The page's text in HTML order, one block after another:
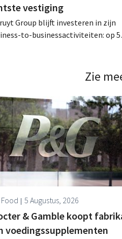
vestiging
Group blijft investeren in zijn
to-businessactiviteiten: op 5
die zich uitsluitend richt
Zie
Food 5 Augustus, 2026
& Gamble koopt
voedingssupplementen